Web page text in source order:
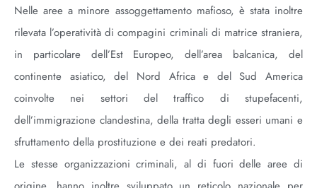
Nelle aree a minore assoggettamento mafioso, è stata inoltre
rilevata l’operatività di compagini criminali di matrice straniera,
in particolare dell’Est Europeo, dell’area balcanica, del
continente asiatico, del Nord Africa e del Sud America
coinvolte nei settori del traffico di stupefacenti,
dell’immigrazione clandestina, della tratta degli esseri umani e
sfruttamento della prostituzione e dei reati predatori.
Le stesse organizzazioni criminali, al di fuori delle aree di